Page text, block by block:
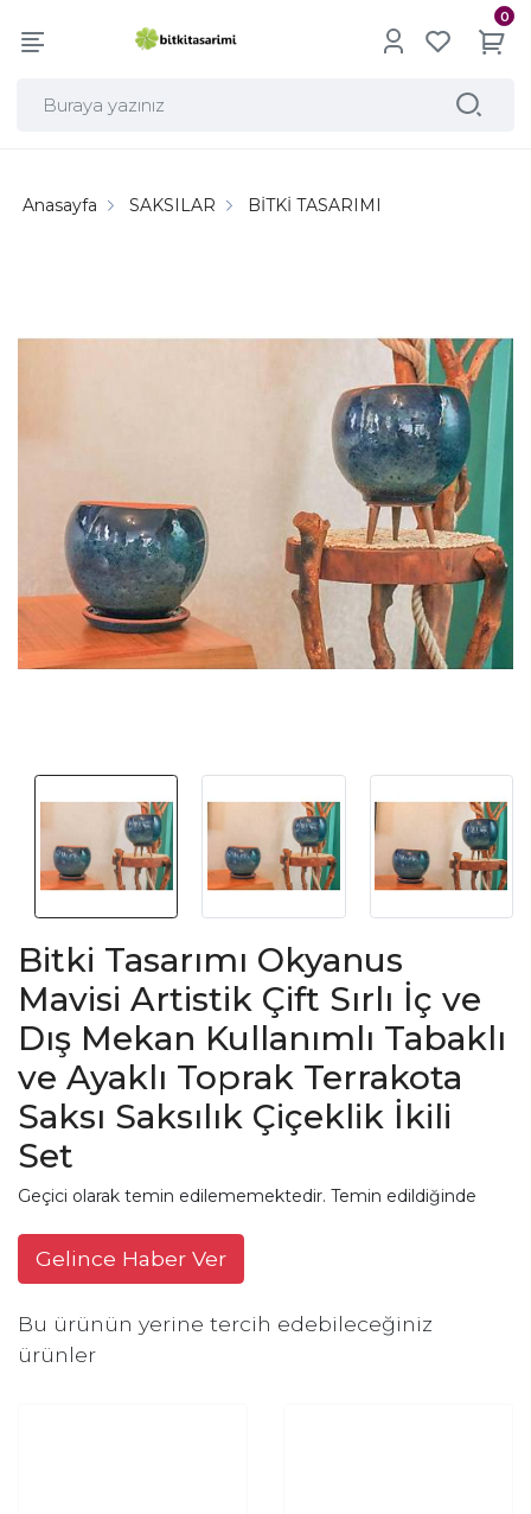
0
Anasayfa SAKSILAR BİTKİ TASARIMI
Bitki Tasarımı Okyanus
Mavisi Artistik Çift Sırlı İç ve
Dış Mekan Kullanımlı Tabaklı
ve Ayaklı Toprak Terrakota
Saksı Saksılık Çiçeklik İkili
Set
Geçici olarak temin edilememektedir. Temin edildiğinde
Gelince Haber Ver
Bu ürünün yerine tercih edebileceğiniz
ürünler